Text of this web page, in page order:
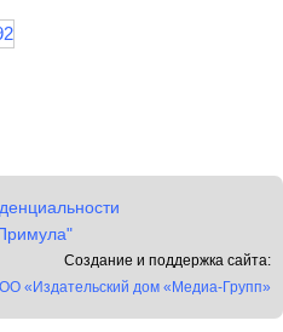
Создание и поддержка сайта:
«Издательский дом «Медиа-Групп»